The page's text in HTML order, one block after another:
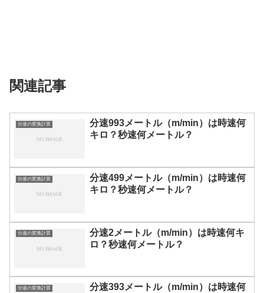
関連記事
分速の変換計算
分速993メートル（m/min）は時速何
キロ？秒速何メートル？
分速の変換計算
分速499メートル（m/min）は時速何
キロ？秒速何メートル？
分速の変換計算
分速2メートル（m/min）は時速何キ
ロ？秒速何メートル？
分速の変換計算
分速393メートル（m/min）は時速何